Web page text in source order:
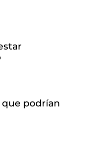
que podrían